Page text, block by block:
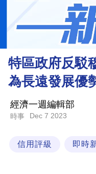
樓
市
財
商
業
科
特區政府反駁
為長遠發展優
經濟一週編輯部
時事 Dec 7 2023
信用評級 即時